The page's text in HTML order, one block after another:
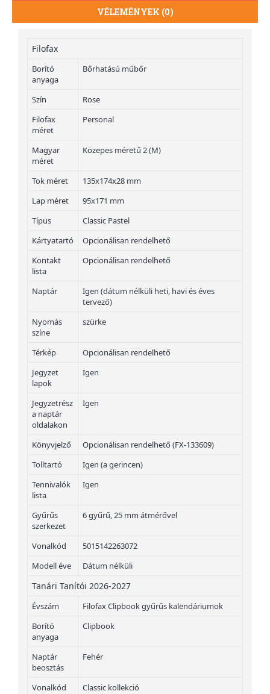
VÉLEMÉNYEK (0)
Filofax
Borító
anyaga
Bőrhatású műbőr
Szín
Rose
Filofax
méret
Personal
Magyar
méret
Közepes méretű 2 (M)
Tok méret
135x174x28 mm
Lap méret
95x171 mm
Típus
Classic Pastel
Kártyatartó
Opcionálisan rendelhető
Kontakt
lista
Opcionálisan rendelhető
Naptár
Igen (dátum nélküli heti, havi és éves
tervező)
Nyomás
színe
szürke
Térkép
Opcionálisan rendelhető
Jegyzet
lapok
Igen
Jegyzetrész
a naptár
oldalakon
Igen
Könyvjelző
Opcionálisan rendelhető (FX-133609)
Tolltartó
Igen (a gerincen)
Tennivalók
lista
Igen
Gyűrűs
szerkezet
6 gyűrű, 25 mm átmérővel
Vonalkód
5015142263072
Modell éve
Dátum nélküli
Tanári Tanítói 2026-2027
Évszám
Filofax Clipbook gyűrűs kalendáriumok
Borító
anyaga
Clipbook
Naptár
beosztás
Fehér
Vonalkód Classic kollekció